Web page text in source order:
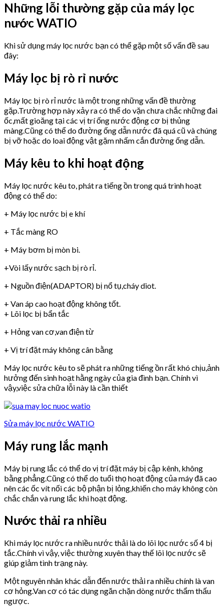
Những lỗi thường gặp của máy lọc
nước WATIO
Khi sử dụng máy lọc nước bạn có thể gặp một số vấn đề sau
đây:
Máy lọc bị rò rỉ nước
Máy lọc bị rò rỉ nước là một trong những vấn đề thường
gặp.Trường hợp này xảy ra có thể do vặn chưa chắc những đai
ốc,mất gioăng tại các vị trí ống nước động cơ bị thủng
màng.Cũng có thể do đường ống dẫn nước đã quá cũ và chúng
bị vỡ hoặc do loai động vật gặm nhấm cắn đường ống dẫn.
Máy kêu to khi hoạt động
Máy lọc nước kêu to, phát ra tiếng ồn trong quá trình hoạt
động có thể do:
+ Máy lọc nước bị e khí
+ Tắc màng RO
+ Máy bơm bị mòn bi.
+Vòi lấy nước sạch bị rò rỉ.
+ Nguồn điện(ADAPTOR) bị nổ tụ,cháy diot.
+ Van áp cao hoạt động không tốt.
+ Lõi lọc bị bẩn tắc
+ Hỏng van cơ,van điện từ
+ Vị trí đặt máy không cân bằng
Máy lọc nước kêu to sẽ phát ra những tiếng ồn rất khó chịu,ảnh
hưởng đến sinh hoạt hằng ngày của gia đình bạn. Chính vì
vậy,việc sửa chữa lỗi này là cần thiết
Sửa máy lọc nước WATIO
Máy rung lắc mạnh
Máy bị rung lắc có thể do vị trí đặt máy bị cập kênh, không
bằng phẳng.Cũng có thể do tuổi thọ hoạt động của máy đã cao
nên các ốc vít nối các bộ phận bị lỏng,khiến cho máy không còn
chắc chắn và rung lắc khi hoạt động.
Nước thải ra nhiều
Khi máy lọc nước ra nhiều nước thải là do lõi lọc nước số 4 bị
tắc.Chính vì vậy, việc thường xuyên thay thế lõi lọc nước sẽ
giúp giảm tình trạng này.
Một nguyên nhân khác dẫn đến nước thải ra nhiều chính là van
cơ hỏng.Van cơ có tác dụng ngăn chặn dòng nước thẩm thấu
ngược.